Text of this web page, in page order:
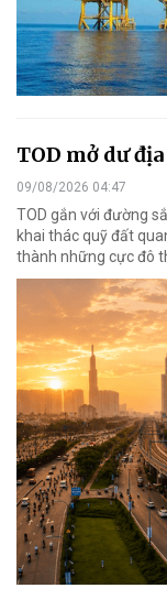
TOD mở dư
09/08/2026 04:47
TOD gắn với đường
khai thác quỹ đất
thành những cực đô